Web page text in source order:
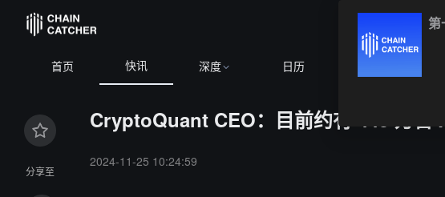
首页 快讯 深度 日历
$1,911.20+1.94% $592.90-1.29%
分享至
CryptoQuant CEO：目前约有 443 万台
2024-11-25 10:24:59
第